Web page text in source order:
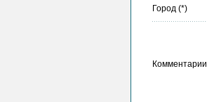
Город (*)
Комментарии